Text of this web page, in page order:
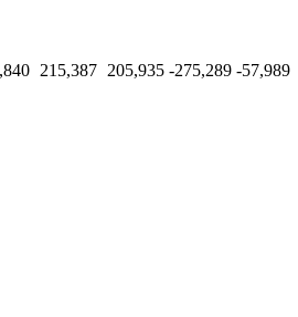
215,387 205,935 -275,289 -57,989